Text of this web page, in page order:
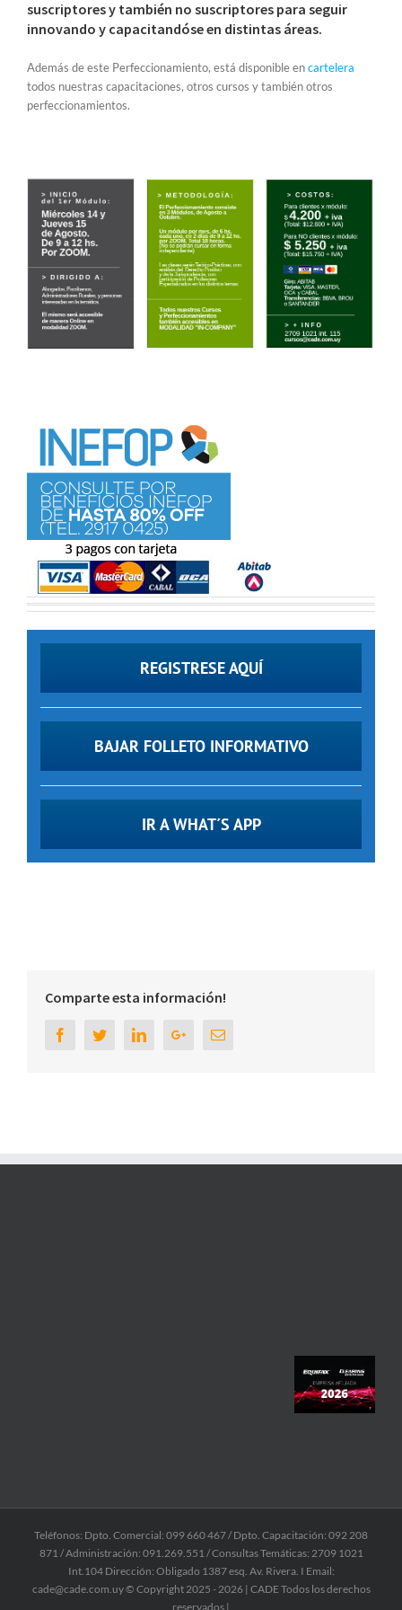
suscriptores y también no suscriptores para seguir
innovando y capacitandóse en distintas áreas.
Además de este Perfeccionamiento, está disponible encartelera
todos nuestras capacitaciones, otros cursos y también otros
perfeccionamientos.
REGISTRESE AQUÍ
BAJAR FOLLETO INFORMATIVO
IR A WHAT´S APP
Comparte esta información!
FacebookTwitterLinkedinGoogle+Email
Teléfonos: Dpto. Comercial: 099 660 467 / Dpto. Capacitación: 092 208
871 / Administración: 091.269.551 / Consultas Temáticas: 2709 1021
Int.104 Dirección: Obligado 1387 esq. Av. Rivera. I Email:
cade@cade.com.uy © Copyright 2025 -2026 | CADE Todos los derechos
reservados |